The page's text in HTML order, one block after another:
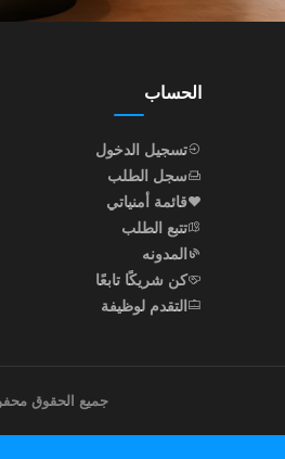
الحساب
تسجيل الدخول
سجل الطلب
قائمة أمنياتي
تتبع الطلب
المدونه
كن شريكًا تابعًا
التقدم لوظيفة
جميع الحقوق